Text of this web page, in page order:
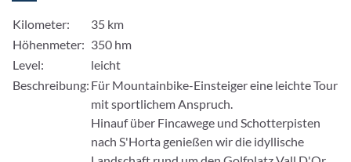
Kilometer:
35 km
Höhenmeter: 350 hm
Level:
leicht
Beschreibung: Für Mountainbike-Einsteiger eine leichte Tour
mit sportlichem Anspruch.
Hinauf über Fincawege und Schotterpisten
nach S'Horta genießen wir die idyllische